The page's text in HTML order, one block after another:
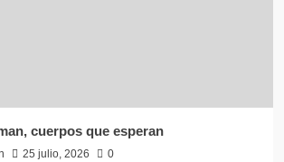
cuerpos que esperan
25 julio, 2026 0